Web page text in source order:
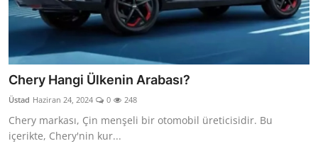
Chery Hangi Ülkenin Arabası?
Üstad Haziran 24, 2024 0 248
Chery markası, Çin menşeli bir otomobil üreticisidir. Bu
içerikte, Chery'nin kur...